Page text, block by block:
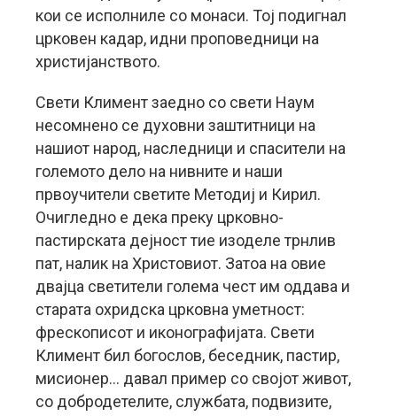
кои се исполниле со монаси. Тој подигнал
црковен кадар, идни проповедници на
христијанството.
Свети Климент заедно со свети Наум
несомнено се духовни заштитници на
нашиот народ, наследници и спасители на
големото дело на нивните и наши
првоучители светите Методиј и Кирил.
Очигледно е дека преку црковно-
пастирската дејност тие изоделе трнлив
пат, налик на Христовиот. Затоа на овие
двајца светители голема чест им оддава и
старата охридска црковна уметност:
фрескописот и иконографијата. Свети
Климент бил богослов, беседник, пастир,
мисионер… давал пример со својот живот,
со добродетелите, службата, подвизите,